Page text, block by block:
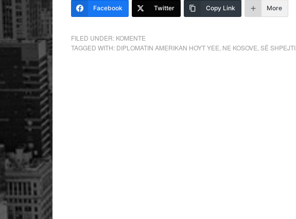
Facebook Twitter Copy Link More
FILED UNDER: KOMENTE
TAGGED WITH: DIPLOMATIN AMERIKAN HOYT YEE NE KOSOVE SË SHPEJTI